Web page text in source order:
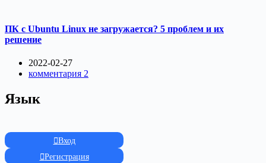
ПК с Ubuntu Linux не загружается? 5 проблем и их
решение
2022-02-27
комментария 2
Язык
Вход
Регистрация